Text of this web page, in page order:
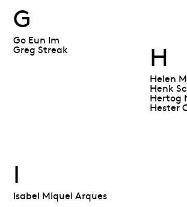
G
Go Eun Im
Greg Streak H
Helen
Henk
Hertog
Hester
I
Isabel Miquel Arques